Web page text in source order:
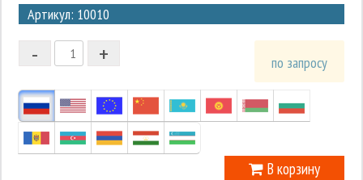
Артикул: 10010
2
1
-1
+
- по запросу
В корзину